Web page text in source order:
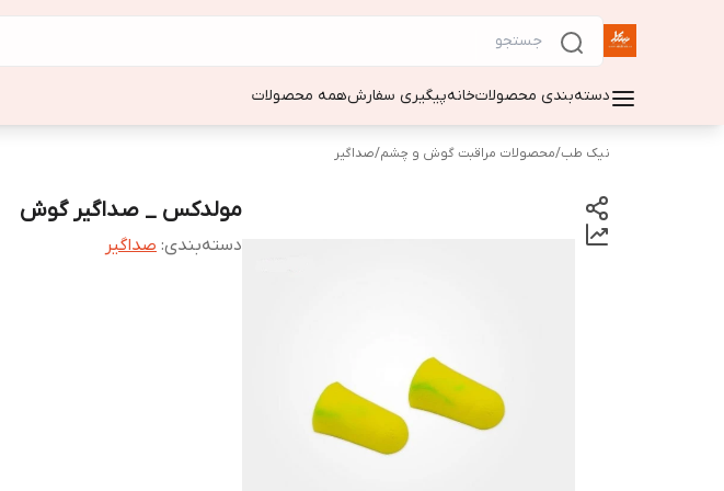
دسته‌بندی محصولاتخانهپیگیری سفارشهمه محصولات
نیک طب/محصولات مراقبت گوش و چشم/صداگیر
مولدکس _ صداگیر گوش
دسته‌بندی: صداگیر